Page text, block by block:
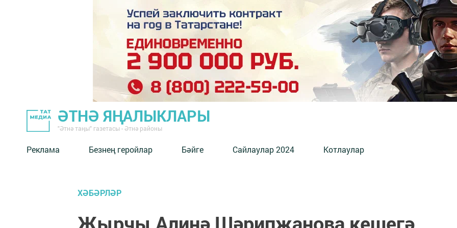
ӘТНӘ ЯҢАЛЫКЛАРЫ
"Әтнә таңы" газетасы - Әтнә районы
Реклама Безнең геройлар Бәйге Сайлаулар 2024 Котлаулар
ХӘБӘРЛӘР
Җырчы Алинә Шәрипҗанова кешегә